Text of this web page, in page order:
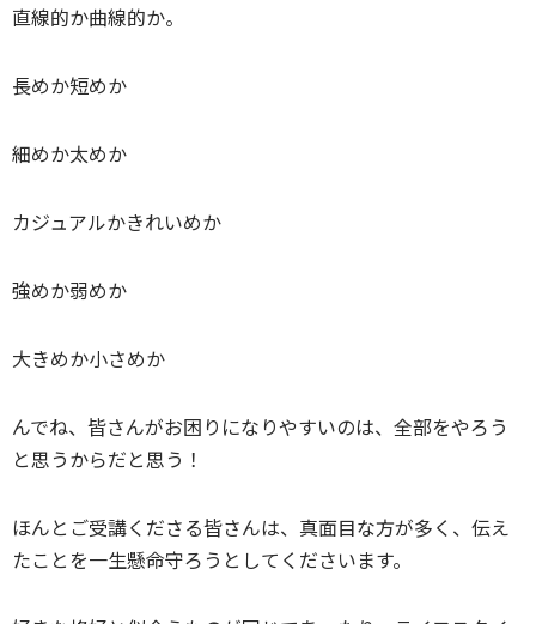
直線的か曲線的か。
長めか短めか
細めか太めか
カジュアルかきれいめか
強めか弱めか
大きめか小さめか
んでね、皆さんがお困りになりやすいのは、全部をやろう
と思うからだと思う！
ほんとご受講くださる皆さんは、真面目な方が多く、伝え
たことを一生懸命守ろうとしてくださいます。